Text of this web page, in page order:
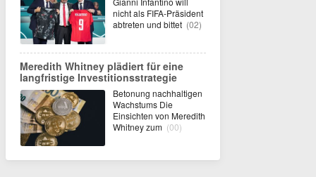
nicht als FIFA-Präsident
abtreten und bittet (02)
Meredith Whitney plädiert für eine
langfristige Investitionsstrategie
Betonung nachhaltigen
Wachstums Die
Einsichten von Meredith
Whitney zum (00)